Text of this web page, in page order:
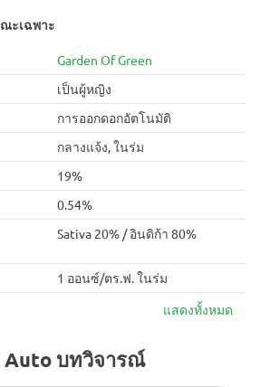
ะเฉพาะ
Garden Of Green
เป็นผู้หญิง
การออกดอกอัตโนมัติ
กลางแจ้ง, ในร่ม
19%
0.54%
Sativa 20% / อินดิก้า 80%
1 ออนซ์/ตร.ฟ. ในร่ม
แสดงทั้งหมด
Auto บทวิจารณ์